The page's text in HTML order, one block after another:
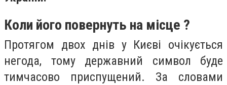
Коли його повернуть на місце ?
Протягом двох днів у Києві очікується
негода, тому державний символ буде
тимчасово приспущений. За словами